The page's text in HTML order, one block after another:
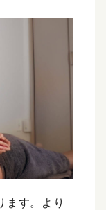
ます。より